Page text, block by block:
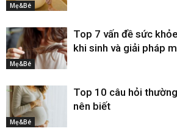
Mẹ&Bé
Mẹ&Bé
Top 7 vấn đề sức
khi sinh và giải pháp
Mẹ&Bé
Top 10 câu hỏi
nên biết